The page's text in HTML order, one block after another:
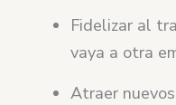
Fidelizar al
vaya a otra
Atraer